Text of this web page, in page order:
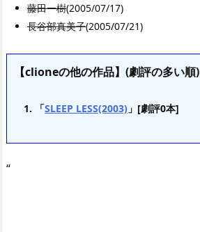
藤田一樹(2005/07/17)
長谷部真美子(2005/07/21)
【clioneの他の作品】(劇評の多い順)
「SLEEP LESS(2003) 」[劇評0本]
“